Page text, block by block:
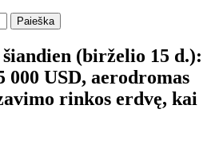
(birželio 15 d.):
000 USD, aerodromas
rinkos erdvę, kai